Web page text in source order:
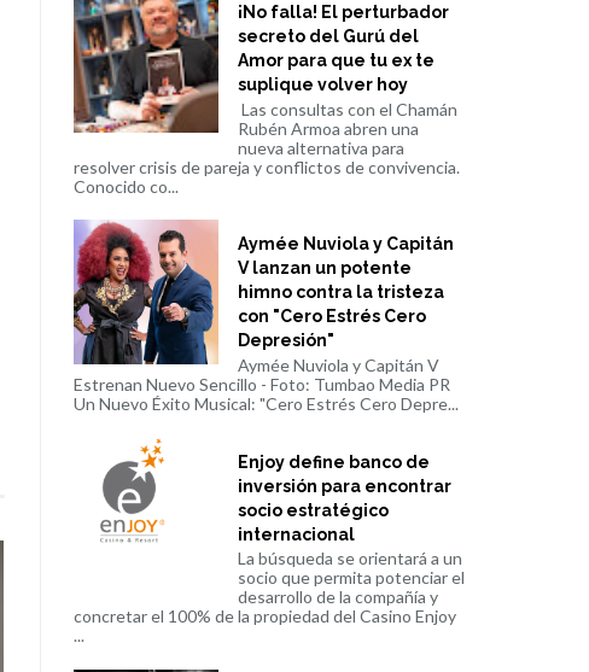
¡No falla! El perturbador
secreto del Gurú del
Amor para que tu ex te
suplique volver hoy
Las consultas con el Chamán
Rubén Armoa abren una
nueva alternativa para
resolver crisis de pareja y conflictos de convivencia.
Conocido co...
Aymée Nuviola y Capitán
V lanzan un potente
himno contra la tristeza
con "Cero Estrés Cero
Depresión"
Aymée Nuviola y Capitán V
Estrenan Nuevo Sencillo - Foto: Tumbao Media PR
Un Nuevo Éxito Musical: "Cero Estrés Cero Depre...
Enjoy define banco de
inversión para encontrar
socio estratégico
internacional
La búsqueda se orientará a un
socio que permita potenciar el
desarrollo de la compañía y
concretar el 100% de la propiedad del Casino Enjoy
...